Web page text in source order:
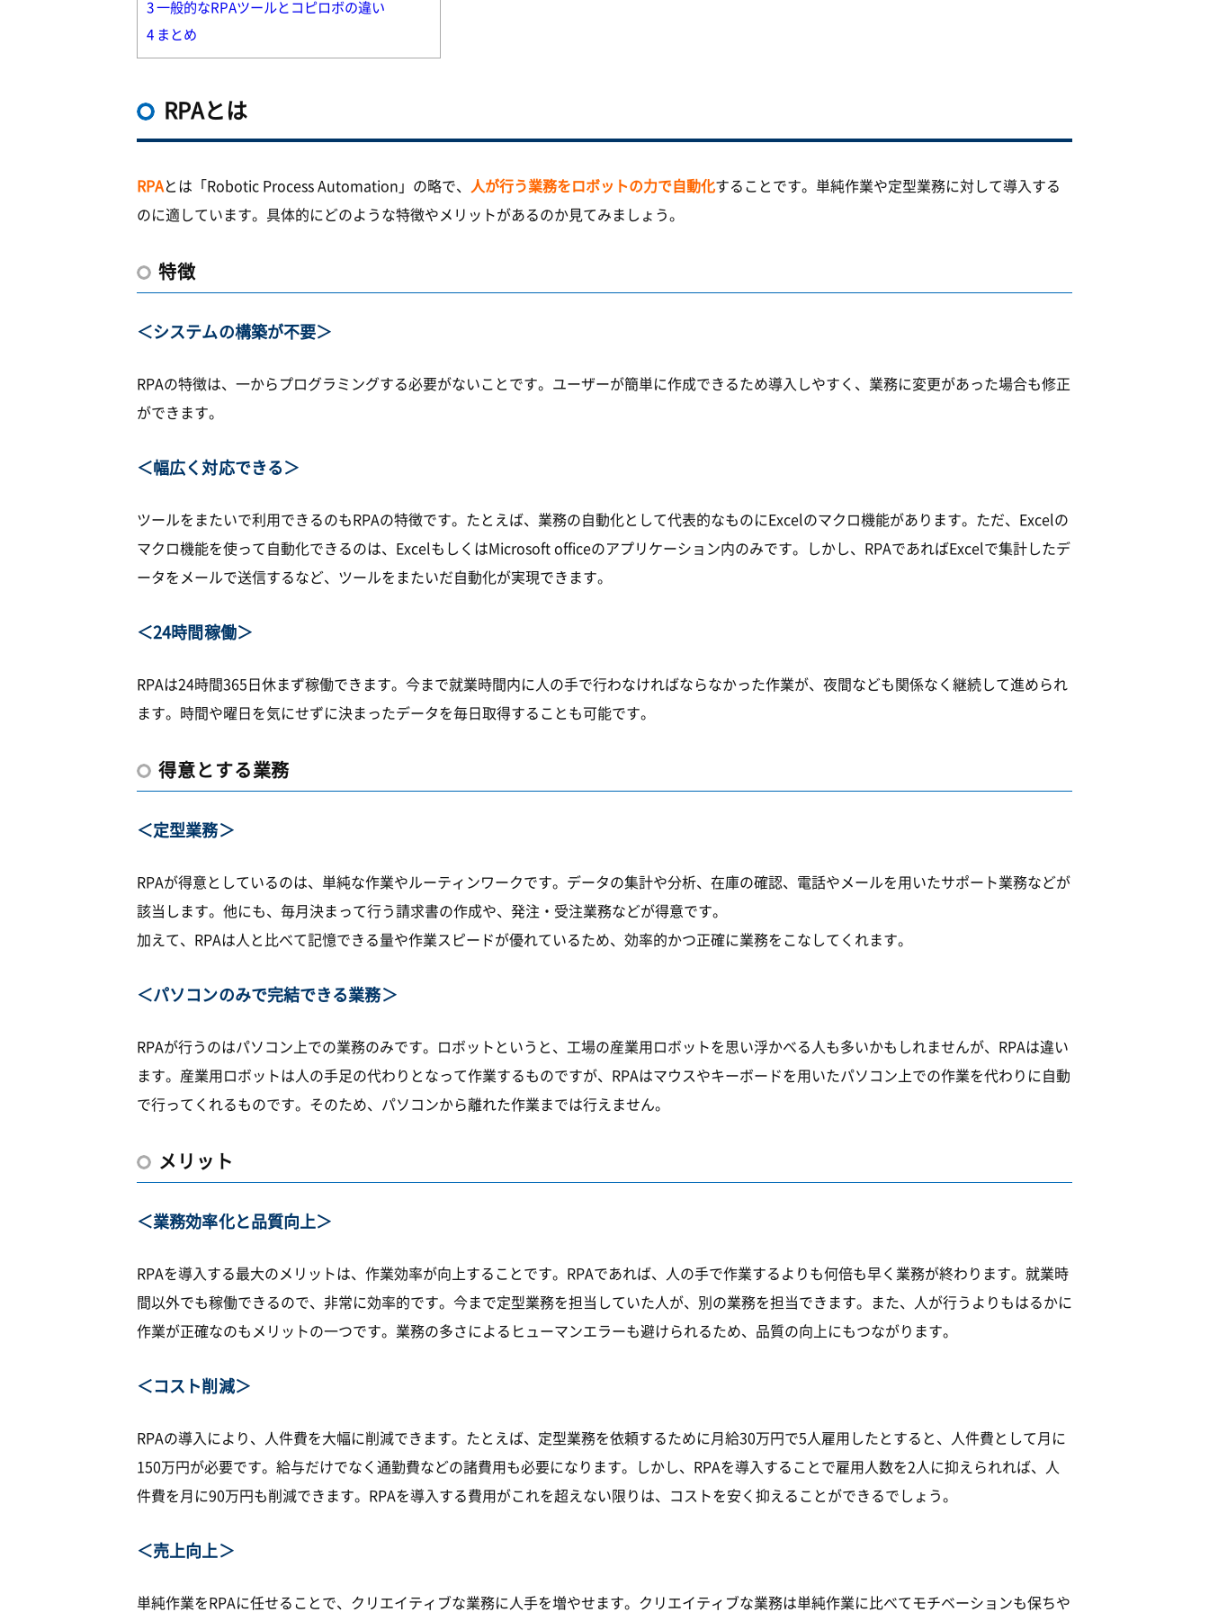
3 一般的なRPAツールとコピロボの違い
4 まとめ
RPAとは
RPAとは「Robotic Process Automation」の略で、 人が行う業務をロボットの力で自動化することです。単純作業や定型業務に対して導入する
のに適しています。具体的にどのような特徴やメリットがあるのか見てみましょう。
特徴
＜システムの構築が不要＞
RPAの特徴は、一からプログラミングする必要がないことです。ユーザーが簡単に作成できるため導入しやすく、業務に変更があった場合も修正
ができます。
＜幅広く対応できる＞
ツールをまたいで利用できるのもRPAの特徴です。たとえば、業務の自動化として代表的なものにExcelのマクロ機能があります。ただ、Excelの
マクロ機能を使って自動化できるのは、ExcelもしくはMicrosoft officeのアプリケーション内のみです。しかし、RPAであればExcelで集計したデ
ータをメールで送信するなど、ツールをまたいだ自動化が実現できます。
＜24時間稼働＞
RPAは24時間365日休まず稼働できます。今まで就業時間内に人の手で行わなければならなかった作業が、夜間なども関係なく継続して進められ
ます。時間や曜日を気にせずに決まったデータを毎日取得することも可能です。
得意とする業務
＜定型業務＞
RPAが得意としているのは、単純な作業やルーティンワークです。データの集計や分析、在庫の確認、電話やメールを用いたサポート業務などが
該当します。他にも、毎月決まって行う請求書の作成や、発注・受注業務などが得意です。
加えて、RPAは人と比べて記憶できる量や作業スピードが優れているため、効率的かつ正確に業務をこなしてくれます。
＜パソコンのみで完結できる業務＞
RPAが行うのはパソコン上での業務のみです。ロボットというと、工場の産業用ロボットを思い浮かべる人も多いかもしれませんが、RPAは違い
ます。産業用ロボットは人の手足の代わりとなって作業するものですが、RPAはマウスやキーボードを用いたパソコン上での作業を代わりに自動
で行ってくれるものです。そのため、パソコンから離れた作業までは行えません。
メリット
＜業務効率化と品質向上＞
RPAを導入する最大のメリットは、作業効率が向上することです。RPAであれば、人の手で作業するよりも何倍も早く業務が終わります。就業時
間以外でも稼働できるので、非常に効率的です。今まで定型業務を担当していた人が、別の業務を担当できます。また、人が行うよりもはるかに
作業が正確なのもメリットの一つです。業務の多さによるヒューマンエラーも避けられるため、品質の向上にもつながります。
＜コスト削減＞
RPAの導入により、人件費を大幅に削減できます。たとえば、定型業務を依頼するために月給30万円で5人雇用したとすると、人件費として月に
150万円が必要です。給与だけでなく通勤費などの諸費用も必要になります。しかし、RPAを導入することで雇用人数を2人に抑えられれば、人
件費を月に90万円も削減できます。RPAを導入する費用がこれを超えない限りは、コストを安く抑えることができるでしょう。
＜売上向上＞
単純作業をRPAに任せることで、クリエイティブな業務に人手を増やせます。クリエイティブな業務は単純作業に比べてモチベーションも保ちや